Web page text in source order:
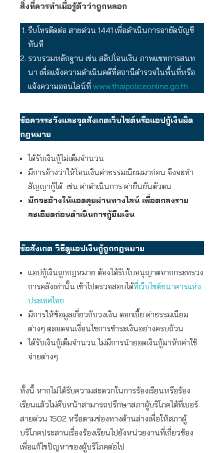
สิ่งที่ควรทำเมื่อรู้ตัวว่าถูกหลอก
รีบโทรติดต่อ สายด่วน 1441 เพื่อดำเนินการอายัดบัญชี
ทันที
รวบรวมหลักฐาน เช่น สลิปโอนเงิน ภาพแชทการสนท
นา เพื่อแจ้งความดำเนินคดีที่สถานีตำรวจในพื้นที่หรือ
แจ้งความออนไลน์ที่ www.thaipoliceonline.go.th
ข้อควรระวังและจุดสังเกตเว็บไซต์หรือแอปกู้เงินผิด
กฎหมาย
ได้รับเงินกู้ไม่เต็มจำนวน
มีการอ้างว่าให้โอนเงินค่าธรรมเนียมมาก่อน จึงจะทำ
สัญญากู้ได้ เช่น ค่าดำเนินการ ค่ายืนยันตัวตน
มักจะอ้างให้แอดคุยผ่านทางไลน์ เพื่อตกลงราย
ละเอียดก่อนดำเนินการกู้ยืมเงิน
ข้อสังเกต วิธีดูแอปเงินกู้ถูกกฎหมาย
แอปกู้เงินถูกกฎหมาย ต้องได้รับใบอนุญาตจากกระทรวง
การคลังเท่านั้น เข้าไปตรวจสอบได้ที่เว็บไซต์ธนาคารแห่ง
ประเทศไทย
มีการให้ข้อมูลเกี่ยวกับวงเงิน ดอกเบี้ย ค่าธรรมเนียม
ต่างๆ ตลอดจนเงื่อนไขการชำระเงินอย่างครบถ้วน
ได้รับเงินกู้เต็มจำนวน ไม่มีการนำยอดเงินกู้มาหักค่าใช้
จ่ายต่างๆ
ทั้งนี้ หากไม่ได้รับความสะดวกในการร้องเรียนหรือร้อง
เรียนแล้วไม่คืบหน้าสามารถปรึกษาสภาผู้บริโภคได้ที่เบอร์
สายด่วน 1502 หรือตามช่องทางด้านล่างเพื่อให้สภาผู้
บริโภคประสานเรื่องร้องเรียนไปยังหน่วยงานที่เกี่ยวข้อง
เพื่อแก้ไขปัญหาของผู้บริโภคต่อไป